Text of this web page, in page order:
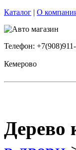
Каталог | О
Телефон:
Кемерово
Дерево